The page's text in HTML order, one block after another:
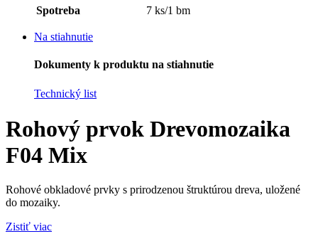
Spotreba 7 ks/1 bm
Na stiahnutie
Dokumenty k produktu na stiahnutie
Technický list
Rohový prvok Drevomozaika
F04 Mix
Rohové obkladové prvky s prirodzenou štruktúrou dreva, uložené
do mozaiky.
Zistiť viac